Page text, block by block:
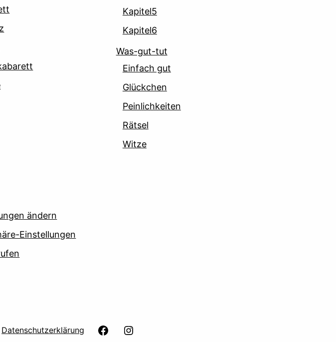
Kapitel5
Kapitel6
Was-gut-tut
Einfach gut
Glückchen
Peinlichkeiten
Rätsel
Witze
ändern
Einstellungen
Datenschutzerklärung facebook